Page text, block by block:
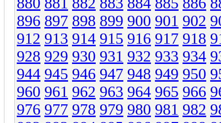
896 897 898 899 900 901 902
912 913 914 915 916 917 918
928 929 930 931 932 933 934
944 945 946 947 948 949 950
960 961 962 963 964 965 966
976 977 978 979 980 981 982